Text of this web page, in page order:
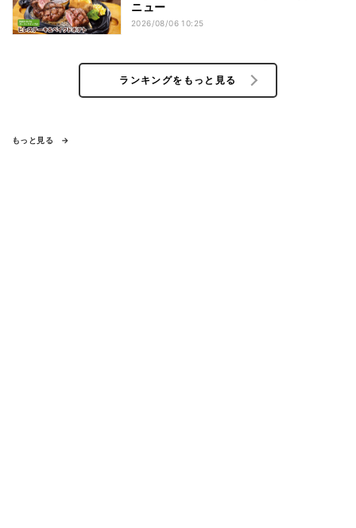
ニュー
2026/08/06 10:25
ランキングをもっと見る
もっと見る